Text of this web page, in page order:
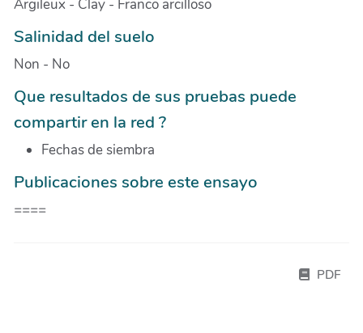
Argileux - Clay - Franco arcilloso
Salinidad del suelo
Non - No
Que resultados de sus pruebas puede
compartir en la red ?
Fechas de siembra
Publicaciones sobre este ensayo
====
PDF